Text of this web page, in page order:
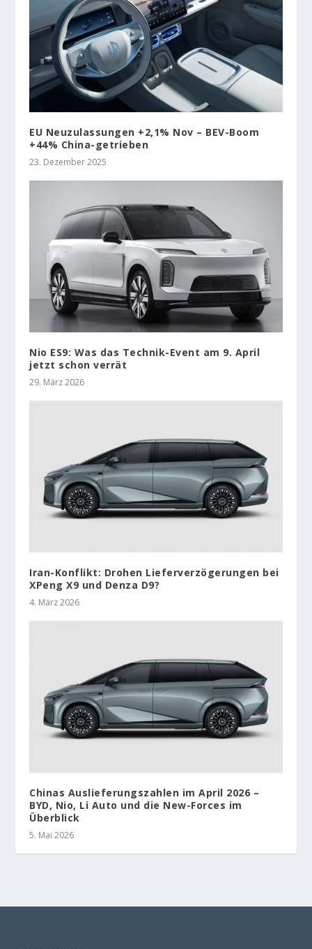
EU Neuzulassungen +2,1% Nov – BEV-Boom
+44% China-getrieben
23. Dezember 2025
Nio ES9: Was das Technik-Event am 9. April
jetzt schon verrät
29. März 2026
Iran-Konflikt: Drohen Lieferverzögerungen bei
XPeng X9 und Denza D9?
4. März 2026
Chinas Auslieferungszahlen im April 2026 –
BYD, Nio, Li Auto und die New-Forces im
Überblick
5. Mai 2026